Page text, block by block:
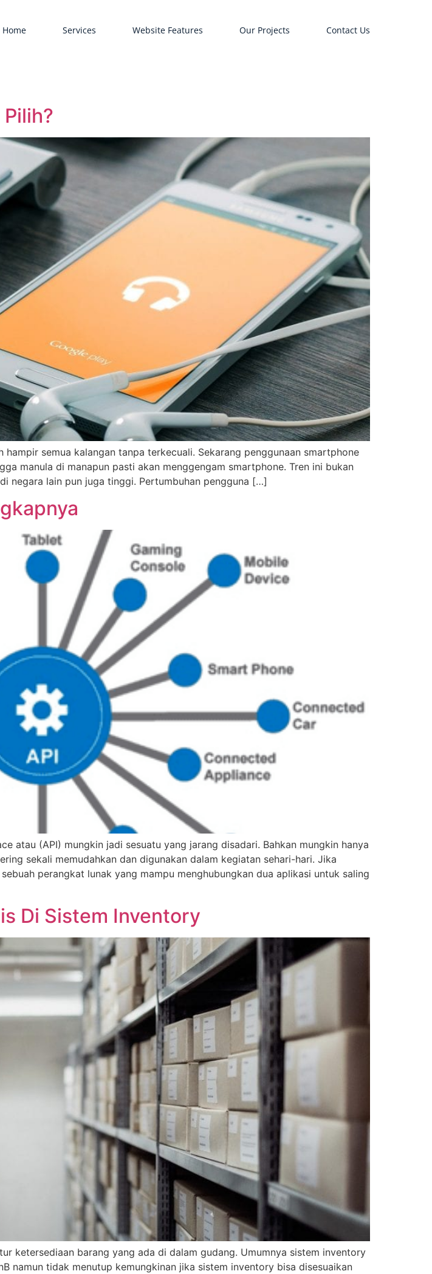
Home Services Website Features Our Projects Contact Us
semua kalangan tanpa terkecuali. Sekarang penggunaan smartphone
manula di manapun pasti akan menggengam smartphone. Tren ini bukan
negara lain pun juga tinggi. Pertumbuhan pengguna […]
atau (API) mungkin jadi sesuatu yang jarang disadari. Bahkan mungkin hanya
sekali memudahkan dan digunakan dalam kegiatan sehari-hari. Jika
perangkat lunak yang mampu menghubungkan dua aplikasi untuk saling
Di Sistem Inventory
ketersediaan barang yang ada di dalam gudang. Umumnya sistem inventory
namun tidak menutup kemungkinan jika sistem inventory bisa disesuaikan